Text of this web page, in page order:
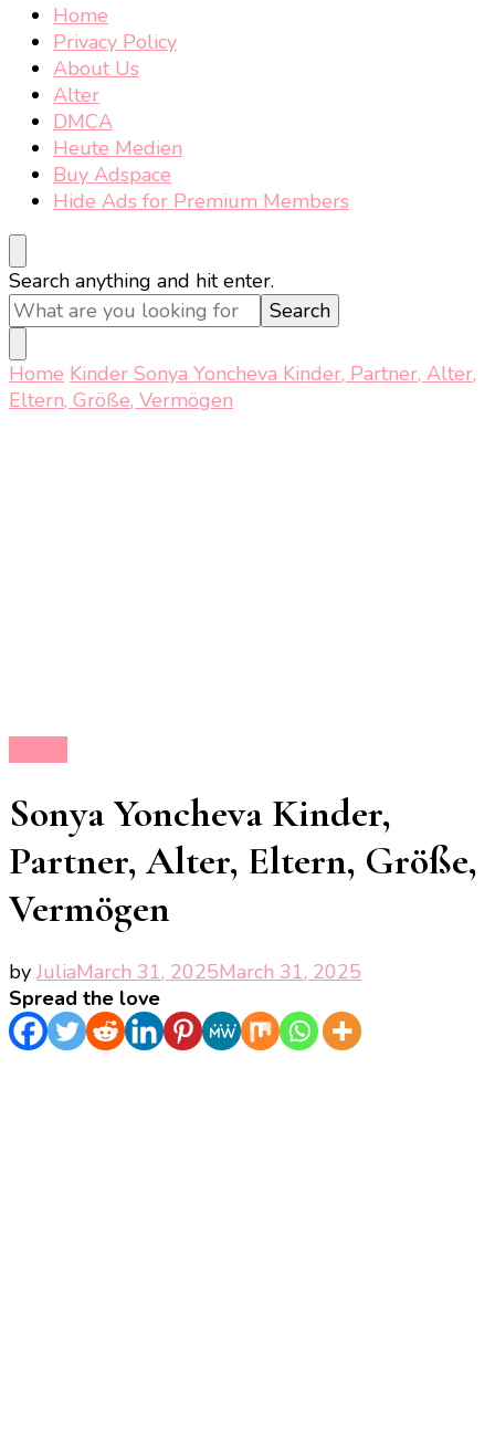
Home
Privacy Policy
About Us
Alter
DMCA
Heute Medien
Buy Adspace
Hide Ads for Premium Members
Looking
for
Something?
Search anything and hit enter.
Home Kinder Sonya Yoncheva Kinder, Partner, Alter,
Eltern, Größe, Vermögen
Sonya Yoncheva Kinder,
Partner, Alter, Eltern, Größe,
Vermögen
byJuliaMarch 31, 2025March 31, 2025
Spread the love